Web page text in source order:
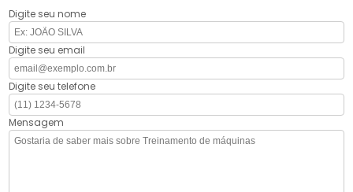
Digite seu nome
Digite seu email
Digite seu telefone
Mensagem